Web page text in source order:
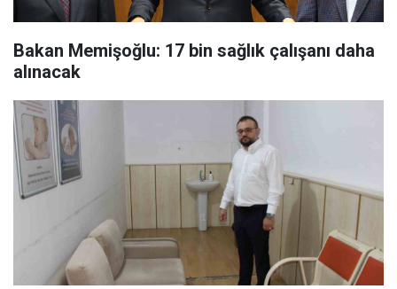
Bakan Memişoğlu: 17 bin sağlık çalışanı daha
alınacak